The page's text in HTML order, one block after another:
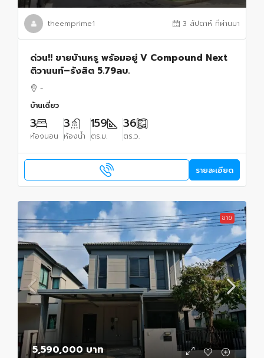
theemprime1 3 สัปดาห์ ที่ผ่านมา
ด่วน!! ขายบ้านหรู พร้อมอยู่ V Compound Next
ติวานนท์–รังสิต 5.79ลบ.
-
บ้านเดี่ยว
3
ห้องนอน
3
ห้องน้ำ
159
ตร.ม.
36
ตร.ว.
รายละเอียด
ขาย
5,590,000 บาท